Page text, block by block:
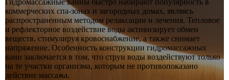
коммерческих спа-зонах и загородных домах, являясь
распространенным методом релаксации и лечения. Тепловое
и рефлекторное воздействие воды активизирует обмен
веществ, стимулируя кровоснабжение, а также снимает
напряжение. Особенность конструкции гидромассажных
ванн заключается в том, что струи воды воздействуют только
на те участки организма, которым не противопоказано
действие массажа.